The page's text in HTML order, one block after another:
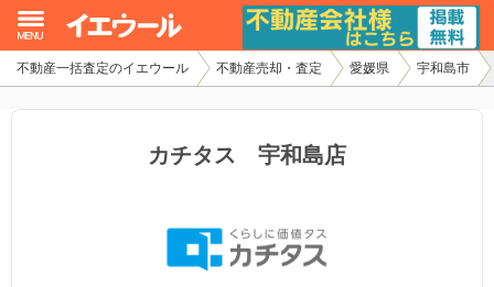
不動産一括査定のイエウール 不動産売却・査定 愛媛県 宇和島市
カチタス 宇和島店
イエウール加盟希望の不動産会社様
不動産の売却・一括査定